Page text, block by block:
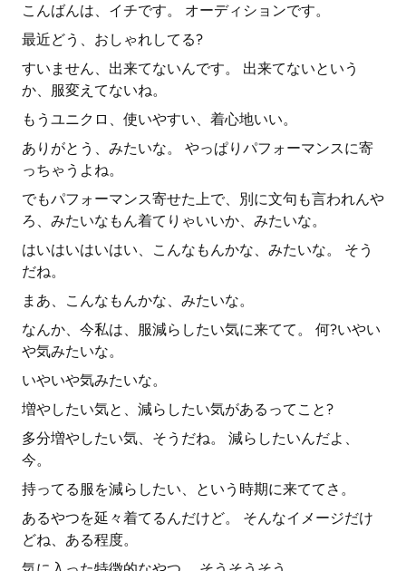
こんばんは、イチです。 オーディションです。
最近どう、おしゃれしてる?
すいません、出来てないんです。 出来てないという
か、服変えてないね。
もうユニクロ、使いやすい、着心地いい。
ありがとう、みたいな。 やっぱりパフォーマンスに寄
っちゃうよね。
でもパフォーマンス寄せた上で、別に文句も言われんや
ろ、みたいなもん着てりゃいいか、みたいな。
はいはいはいはい、こんなもんかな、みたいな。 そう
だね。
まあ、こんなもんかな、みたいな。
なんか、今私は、服減らしたい気に来てて。 何?いやい
や気みたいな。
いやいや気みたいな。
増やしたい気と、減らしたい気があるってこと?
多分増やしたい気、そうだね。 減らしたいんだよ、
今。
持ってる服を減らしたい、という時期に来ててさ。
あるやつを延々着てるんだけど。 そんなイメージだけ
どね、ある程度。